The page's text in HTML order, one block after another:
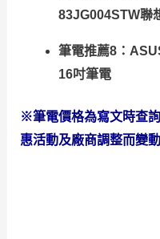
83JG004STW聯
筆電推薦8：
16吋筆電
※筆電價格為寫文時查
惠活動及廠商調整而變